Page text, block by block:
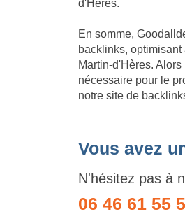
d'Hères.
En somme,
backlinks,
Martin-d'Hères.
nécessaire pour le
notre site de
Vous avez
N'hésitez pas à
06 46 61 55